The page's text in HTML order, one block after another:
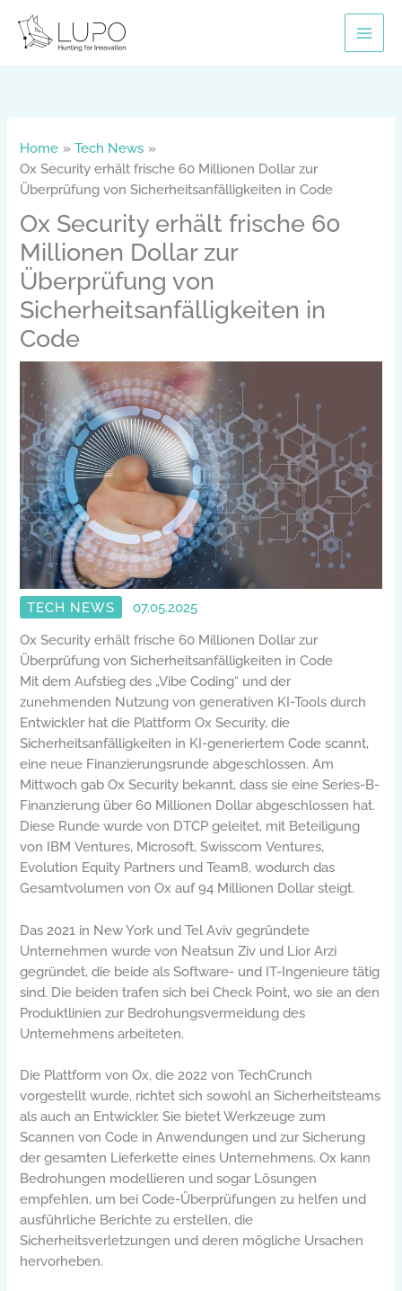
content
Home
Tech News
Ox Security erhält frische 60 Millionen Dollar zur
Überprüfung von Sicherheitsanfälligkeiten in Code
Ox Security erhält frische 60
Millionen Dollar zur
Überprüfung von
Sicherheitsanfälligkeiten in
Code
TECH NEWS 07.05.2025
Ox Security erhält frische 60 Millionen Dollar zur
Überprüfung von Sicherheitsanfälligkeiten in Code
Mit dem Aufstieg des „Vibe Coding“ und der
zunehmenden Nutzung von generativen KI-Tools durch
Entwickler hat die Plattform Ox Security, die
Sicherheitsanfälligkeiten in KI-generiertem Code scannt,
eine neue Finanzierungsrunde abgeschlossen. Am
Mittwoch gab Ox Security bekannt, dass sie eine Series-B-
Finanzierung über 60 Millionen Dollar abgeschlossen hat.
Diese Runde wurde von DTCP geleitet, mit Beteiligung
von IBM Ventures, Microsoft, Swisscom Ventures,
Evolution Equity Partners und Team8, wodurch das
Gesamtvolumen von Ox auf 94 Millionen Dollar steigt.
Das 2021 in New York und Tel Aviv gegründete
Unternehmen wurde von Neatsun Ziv und Lior Arzi
gegründet, die beide als Software- und IT-Ingenieure tätig
sind. Die beiden trafen sich bei Check Point, wo sie an den
Produktlinien zur Bedrohungsvermeidung des
Unternehmens arbeiteten.
Die Plattform von Ox, die 2022 von TechCrunch
vorgestellt wurde, richtet sich sowohl an Sicherheitsteams
als auch an Entwickler. Sie bietet Werkzeuge zum
Scannen von Code in Anwendungen und zur Sicherung
der gesamten Lieferkette eines Unternehmens. Ox kann
Bedrohungen modellieren und sogar Lösungen
empfehlen, um bei Code-Überprüfungen zu helfen und
ausführliche Berichte zu erstellen, die
Sicherheitsverletzungen und deren mögliche Ursachen
hervorheben.